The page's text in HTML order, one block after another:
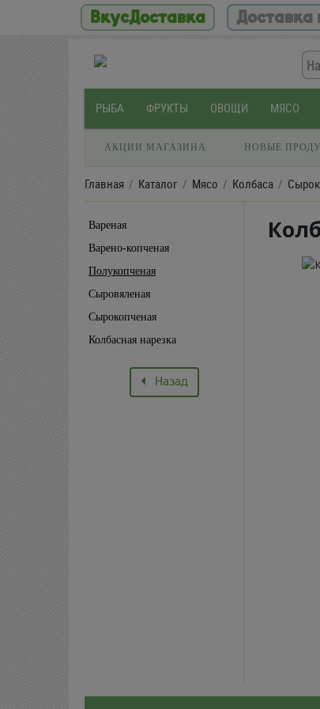
ВкусДоставка Доставка
РЫБА ФРУКТЫ ОВОЩИ МЯСО
АКЦИИ МАГАЗИНА НОВЫЕ
Главная Каталог Мясо Колбаса
Вареная
Варено-копченая
Полукопченая
Сыровяленая
Сырокопченая
Колбасная нарезка
Назад